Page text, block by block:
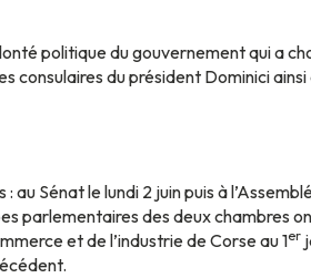
politique du gouvernement qui a
du président Dominici
Sénat le lundi 2 juin puis à
parlementaires des deux chambres
et de l’industrie de Corse au 1er